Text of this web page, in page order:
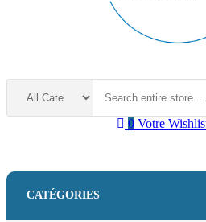
0 Votre
CATÉGORIES